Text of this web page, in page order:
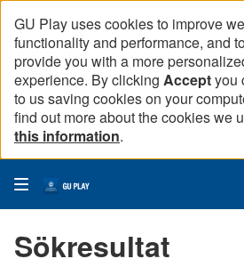
GU Play uses cookies to improve
functionality and performance, and
provide you with a more
experience. By clicking Acceptyou
to us saving cookies on your
find out more about the cookies we
this information.
Sökresultat